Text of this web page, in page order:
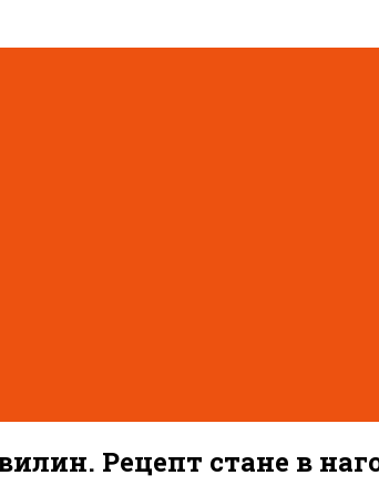
Рецепт стане в